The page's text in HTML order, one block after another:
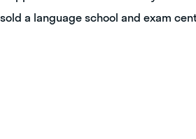
a language school and exam